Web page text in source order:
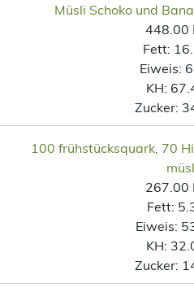
Müsli Schoko und
448.00
Fett:
Eiweis:
KH:
Zucker:
100 frühstücksquark, 70
267.00
Fett:
Eiweis:
KH:
Zucker: